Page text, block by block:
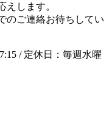
えします。
のご連絡お待ちしてい
/ 定休日：毎週水曜